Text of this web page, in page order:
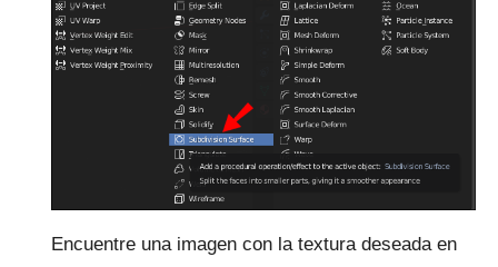
Encuentre una imagen con la textura deseada en